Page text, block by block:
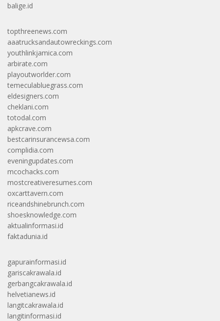
balige.id
topthreenews.com
aaatrucksandautowreckings.com
youthlinkjamica.com
arbirate.com
playoutworlder.com
temeculabluegrass.com
eldesigners.com
cheklani.com
totodal.com
apkcrave.com
bestcarinsurancewsa.com
complidia.com
eveningupdates.com
mcochacks.com
mostcreativeresumes.com
oxcarttavern.com
riceandshinebrunch.com
shoesknowledge.com
aktualinformasi.id
faktadunia.id
gapurainformasi.id
gariscakrawala.id
gerbangcakrawala.id
helvetianews.id
langitcakrawala.id
langitinformasi.id